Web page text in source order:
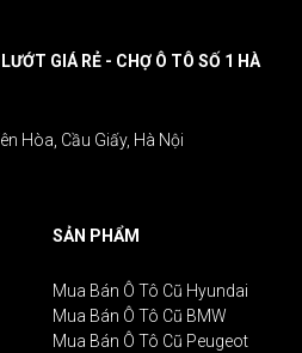
GIÁ RẺ - CHỢ Ô TÔ SỐ 1 HÀ
Hòa, Cầu Giấy, Hà Nội
SẢN PHẨM
Mua Bán Ô Tô Cũ Hyundai
Mua Bán Ô Tô Cũ BMW
Mua Bán Ô Tô Cũ Peugeot